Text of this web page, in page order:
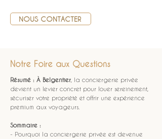
NOUS CONTACTER
Notre Foire aux Questions
Résumé : À Belgentier , la conciergerie privée
devient un levier concret pour louer sereinement,
sécuriser votre propriété et offrir une expérience
premium aux voyageurs.
Sommaire :
- Pourquoi la conciergerie privée est devenue